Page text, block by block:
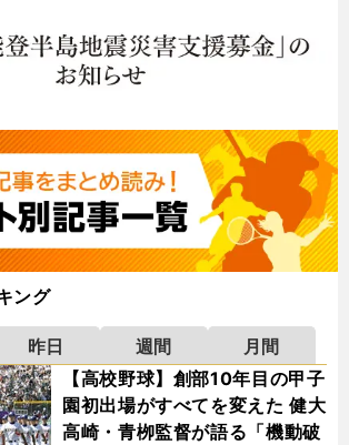
ング
昨日 週間
月間
【高校野球】創部10年目の甲子
園初出場がすべてを変えた 健大
高崎・青栁監督が語る「機動破